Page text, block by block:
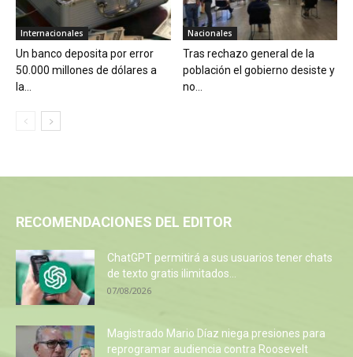
Internacionales
Un banco deposita por error
50.000 millones de dólares a
la...
Nacionales
Tras rechazo general de la
población el gobierno desiste y
no...
RECOMENDACIONES DEL EDITOR
ChatGPT permitirá a sus usuarios tener chats
de texto gratis ilimitados...
07/08/2026
Magistrado Mario Díaz niega presiones para
reprogramar audiencia contra Roosevelt